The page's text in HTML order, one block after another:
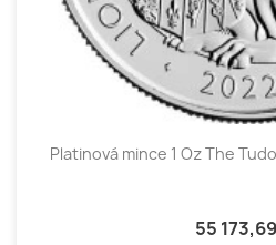
Platinová mince 1 Oz The
55